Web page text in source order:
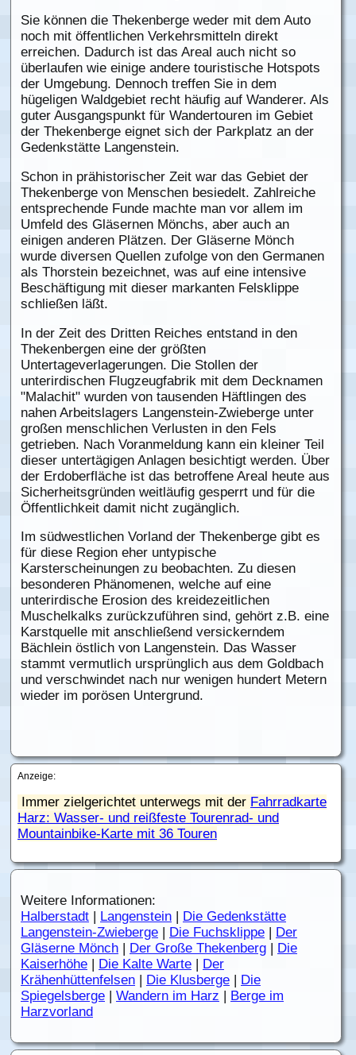
Sie können die Thekenberge weder mit dem Auto
noch mit öffentlichen Verkehrsmitteln direkt
erreichen. Dadurch ist das Areal auch nicht so
überlaufen wie einige andere touristische Hotspots
der Umgebung. Dennoch treffen Sie in dem
hügeligen Waldgebiet recht häufig auf Wanderer. Als
guter Ausgangspunkt für Wandertouren im Gebiet
der Thekenberge eignet sich der Parkplatz an der
Gedenkstätte Langenstein.
Schon in prähistorischer Zeit war das Gebiet der
Thekenberge von Menschen besiedelt. Zahlreiche
entsprechende Funde machte man vor allem im
Umfeld des Gläsernen Mönchs, aber auch an
einigen anderen Plätzen. Der Gläserne Mönch
wurde diversen Quellen zufolge von den Germanen
als Thorstein bezeichnet, was auf eine intensive
Beschäftigung mit dieser markanten Felsklippe
schließen läßt.
In der Zeit des Dritten Reiches entstand in den
Thekenbergen eine der größten
Untertageverlagerungen. Die Stollen der
unterirdischen Flugzeugfabrik mit dem Decknamen
"Malachit" wurden von tausenden Häftlingen des
nahen Arbeitslagers Langenstein-Zwieberge unter
großen menschlichen Verlusten in den Fels
getrieben. Nach Voranmeldung kann ein kleiner Teil
dieser untertägigen Anlagen besichtigt werden. Über
der Erdoberfläche ist das betroffene Areal heute aus
Sicherheitsgründen weitläufig gesperrt und für die
Öffentlichkeit damit nicht zugänglich.
Im südwestlichen Vorland der Thekenberge gibt es
für diese Region eher untypische
Karsterscheinungen zu beobachten. Zu diesen
besonderen Phänomenen, welche auf eine
unterirdische Erosion des kreidezeitlichen
Muschelkalks zurückzuführen sind, gehört z.B. eine
Karstquelle mit anschließend versickerndem
Bächlein östlich von Langenstein. Das Wasser
stammt vermutlich ursprünglich aus dem Goldbach
und verschwindet nach nur wenigen hundert Metern
wieder im porösen Untergrund.
Anzeige:
Immer zielgerichtet unterwegs mit der Fahrradkarte
Harz: Wasser- und reißfeste Tourenrad- und
Mountainbike-Karte mit 36 Touren
Weitere Informationen:
Halberstadt | Langenstein | Die Gedenkstätte
Langenstein-Zwieberge | Die Fuchsklippe | Der
Gläserne Mönch | Der Große Thekenberg | Die
Kaiserhöhe | Die Kalte Warte | Der
Krähenhüttenfelsen | Die Klusberge | Die
Spiegelsberge | Wandern im Harz | Berge im
Harzvorland